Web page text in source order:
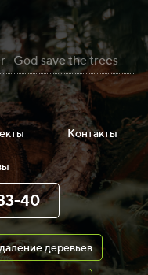
God save the trees
Контакты
40
деревьев